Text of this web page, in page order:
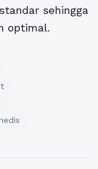
sehingga
optimal.